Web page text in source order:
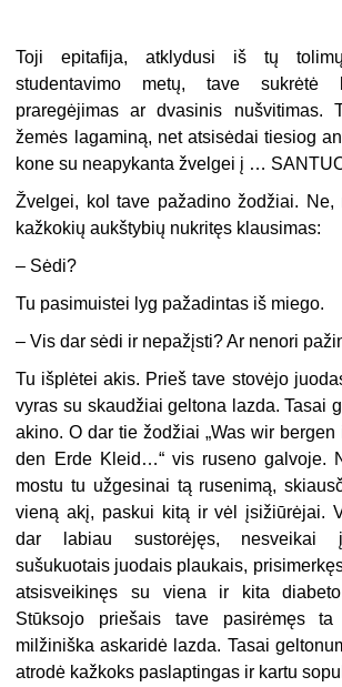
Toji epitafija, atklydusi iš tų
studentavimo metų, tave
praregėjimas ar dvasinis nušvitimas.
žemės lagaminą, net atsisėdai tiesiog
kone su neapykanta žvelgei į …
Žvelgei, kol tave pažadino žodžiai.
kažkokių aukštybių nukritęs klausimas:
– Sėdi?
Tu pasimuistei lyg pažadintas iš miego.
– Vis dar sėdi ir nepažįsti? Ar nenori
Tu išplėtei akis. Prieš tave stovėjo
vyras su skaudžiai geltona lazda. Tasai
akino. O dar tie žodžiai „Was wir
den Erde Kleid…“ vis ruseno galvoje.
mostu tu užgesinai tą rusenimą,
vieną akį, paskui kitą ir vėl įsižiūrėjai.
dar labiau sustorėjęs, nesveikai
sušukuotais juodais plaukais,
atsisveikinęs su viena ir kita
Stūksojo priešais tave pasirėmęs
milžiniška askaridė lazda. Tasai
atrodė kažkoks paslaptingas ir kartu